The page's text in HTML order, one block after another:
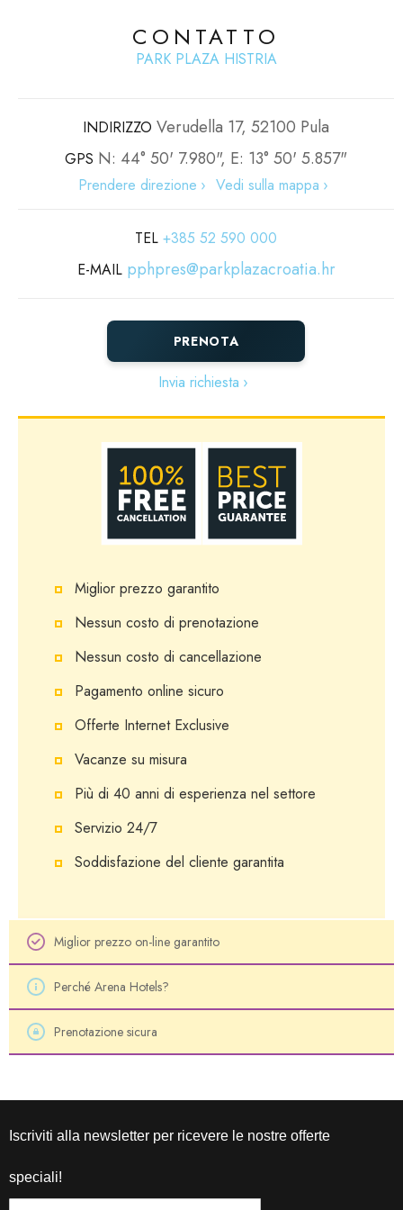
CONTATTO
PARK PLAZA HISTRIA
INDIRIZZO Verudella 17, 52100 Pula
GPS N: 44° 50' 7.980", E: 13° 50' 5.857"
Prendere direzione Vedi sulla mappa
TEL +385 52 590 000
E-MAIL pphpres@parkplazacroatia.hr
PRENOTA
Invia richiesta
Miglior prezzo garantito
Nessun costo di prenotazione
Nessun costo di cancellazione
Pagamento online sicuro
Offerte Internet Exclusive
Vacanze su misura
Più di 40 anni di esperienza nel settore
Servizio 24/7
Soddisfazione del cliente garantita
Miglior prezzo on-line garantito
Perché Arena Hotels?
Prenotazione sicura
Iscriviti alla newsletter per ricevere le nostre offerte
speciali!